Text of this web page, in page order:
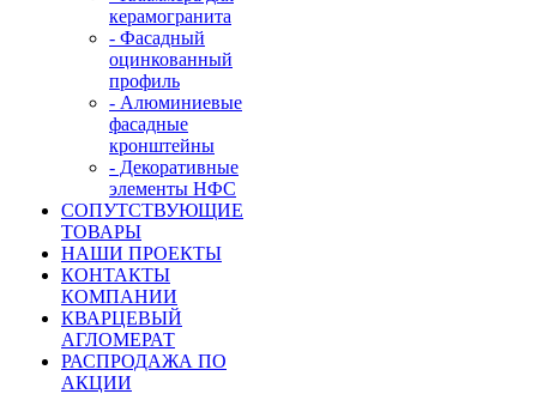
керамогранита
- Фасадный
оцинкованный
профиль
- Алюминиевые
фасадные
кронштейны
- Декоративные
элементы НФС
СОПУТСТВУЮЩИЕ
ТОВАРЫ
НАШИ ПРОЕКТЫ
КОНТАКТЫ
КОМПАНИИ
КВАРЦЕВЫЙ
АГЛОМЕРАТ
РАСПРОДАЖА ПО
АКЦИИ